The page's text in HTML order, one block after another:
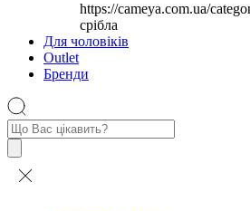
https://cameya.com.ua/
срібла
Для чоловіків
Outlet
Бренди
Пошук
товарів